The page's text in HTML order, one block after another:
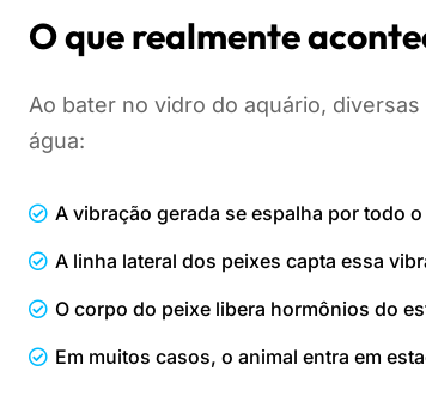
O que realmente
Ao bater no vidro do aquário,
água:
A vibração gerada se espalha por todo
A linha lateral dos peixes capta essa
O corpo do peixe libera hormônios do
Em muitos casos, o animal entra em